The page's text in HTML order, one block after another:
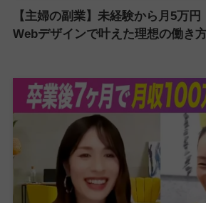
【主婦の副業】未経験から月5万
Webデザインで叶えた理想の働き